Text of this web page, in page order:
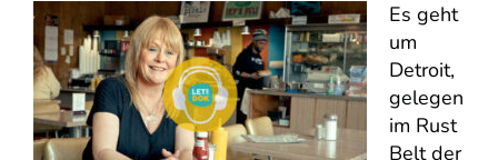
Es geht
um
Detroit,
gelegen
im Rust
Belt der